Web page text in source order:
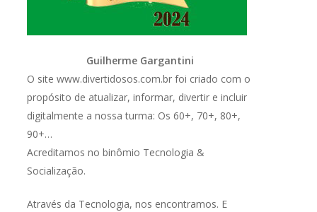
Guilherme Gargantini
O site www.divertidosos.com.br foi criado com o
propósito de atualizar, informar, divertir e incluir
digitalmente a nossa turma: Os 60+, 70+, 80+,
90+…
Acreditamos no binômio Tecnologia &
Socialização.
Através da Tecnologia, nos encontramos. E